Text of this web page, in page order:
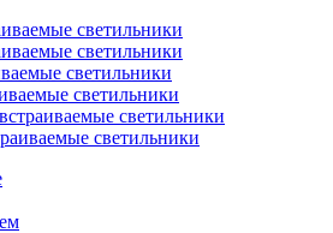
светильники
светильники
светильники
светильники
светильники
светильники